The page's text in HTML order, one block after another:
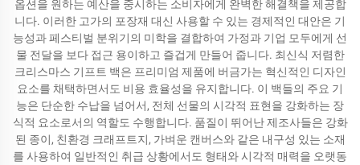
옵션을 원하는 예산을 중시하는 소비자에게 완벽한 해결책을 제공합
니다. 이러한 고가의 포장재 대신 사용할 수 있는 경제적인 대안은 기
능성과 페스티벌 분위기의 미학을 결합하여 가정과 기업 모두에게 선
물 전달을 보다 접근 용이하고 즐겁게 만들어 줍니다. 최신식 저렴한
크리스마스 기프트 백은 프리미엄 제품에 버금가는 혁신적인 디자인
요소를 채택하면서도 비용 효율성을 유지합니다. 이 백들의 주요 기
능은 단순한 수납을 넘어서, 전체 선물의 시각적 표현을 강화하는 장
식적 요소로서의 역할도 수행합니다. 품질이 뛰어난 제조사들은 강화
된 종이, 친환경 크래프트지, 가벼운 캔버스와 같은 내구성 있는 소재
를 사용하여 일반적인 취급 상황에서도 형태와 시각적 매력을 오랫동